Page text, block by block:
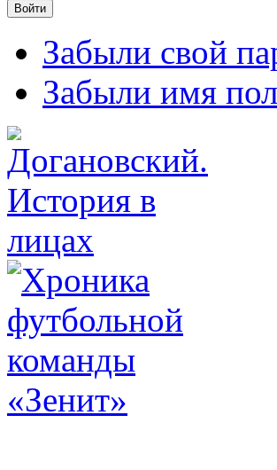
Забыли свой
Забыли имя